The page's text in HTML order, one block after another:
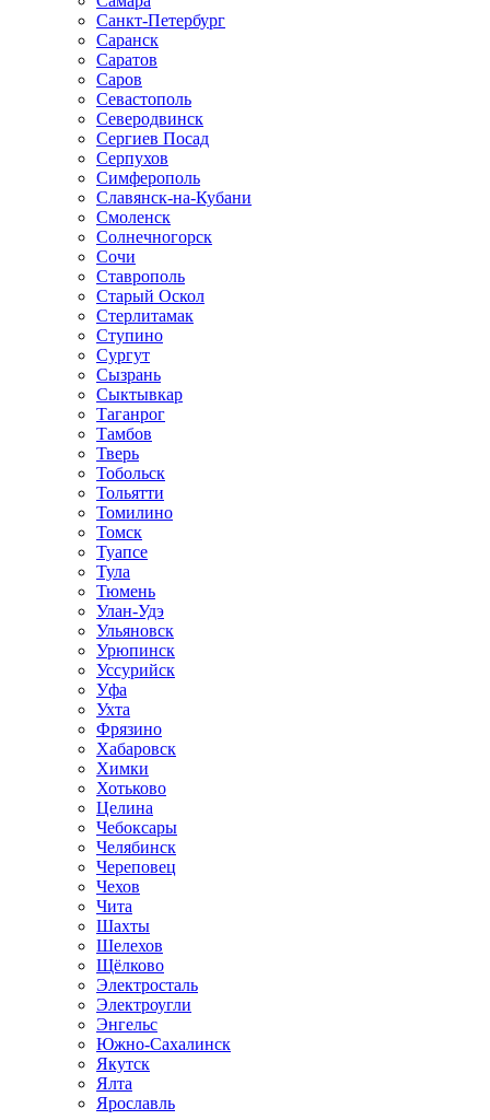
Санкт-Петербург
Саранск
Саратов
Саров
Севастополь
Северодвинск
Сергиев Посад
Серпухов
Симферополь
Славянск-на-Кубани
Смоленск
Солнечногорск
Сочи
Ставрополь
Старый Оскол
Стерлитамак
Ступино
Сургут
Сызрань
Сыктывкар
Таганрог
Тамбов
Тверь
Тобольск
Тольятти
Томилино
Томск
Туапсе
Тула
Тюмень
Улан-Удэ
Ульяновск
Урюпинск
Уссурийск
Уфа
Ухта
Фрязино
Хабаровск
Химки
Хотьково
Целина
Чебоксары
Челябинск
Череповец
Чехов
Чита
Шахты
Шелехов
Щёлково
Электросталь
Электроугли
Энгельс
Южно-Сахалинск
Якутск
Ялта
Ярославль